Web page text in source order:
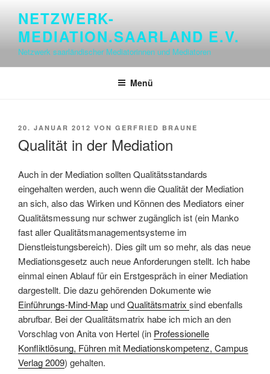
springen
NETZWERK-
MEDIATION.SAARLAND E.V.
Netzwerk saarländischer Mediatorinnen und Mediatoren
Menü
VERÖFFENTLICHT
20. JANUAR 2012 VON GERFRIED BRAUNE
Qualität in der Mediation
Auch in der Mediation sollten Qualitätsstandards
eingehalten werden, auch wenn die Qualität der Mediation
an sich, also das Wirken und Können des Mediators einer
Qualitätsmessung nur schwer zugänglich ist (ein Manko
fast aller Qualitätsmanagementsysteme im
Dienstleistungsbereich). Dies gilt um so mehr, als das neue
Mediationsgesetz auch neue Anforderungen stellt. Ich habe
einmal einen Ablauf für ein Erstgespräch in einer Mediation
dargestellt. Die dazu gehörenden Dokumente wie
Einführungs-Mind-Map undQualitätsmatrix sind ebenfalls
abrufbar. Bei der Qualitätsmatrix habe ich mich an den
Vorschlag von Anita von Hertel (in Professionelle
Konfliktlösung, Führen mit Mediationskompetenz, Campus
Verlag 2009) gehalten.